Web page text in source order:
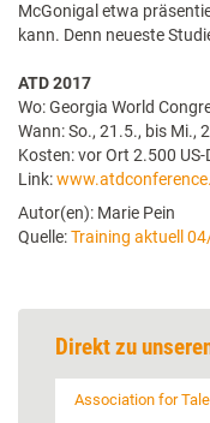
McGonigal etwa
kann. Denn neueste
ATD 2017
Wo: Georgia World
Wann: So., 21.5., bis Mi.,
Kosten: vor Ort 2.500
Link:
Autor(en): Marie Pein
Quelle:Training aktuell
Direkt zu
Association for